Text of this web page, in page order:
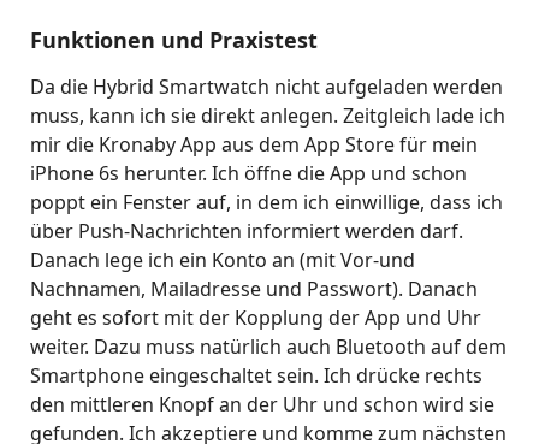
Funktionen und Praxistest
Da die Hybrid Smartwatch nicht aufgeladen werden
muss, kann ich sie direkt anlegen. Zeitgleich lade ich
mir die Kronaby App aus dem App Store für mein
iPhone 6s herunter. Ich öffne die App und schon
poppt ein Fenster auf, in dem ich einwillige, dass ich
über Push-Nachrichten informiert werden darf.
Danach lege ich ein Konto an (mit Vor-und
Nachnamen, Mailadresse und Passwort). Danach
geht es sofort mit der Kopplung der App und Uhr
weiter. Dazu muss natürlich auch Bluetooth auf dem
Smartphone eingeschaltet sein. Ich drücke rechts
den mittleren Knopf an der Uhr und schon wird sie
gefunden. Ich akzeptiere und komme zum nächsten